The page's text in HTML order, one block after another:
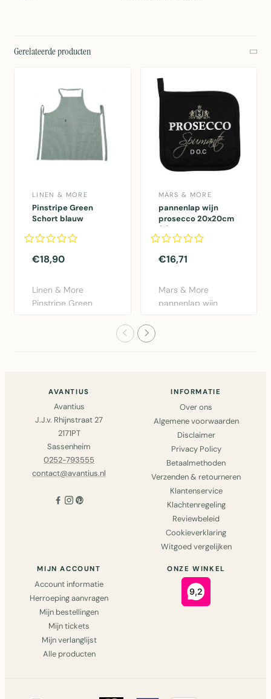
Gerelateerde producten
LINEN & MORE
Pinstripe Green
Schort blauw
€18,90
Linen & More
Pinstripe Green
MARS & MORE
pannenlap wijn
prosecco 20x20cm
(2)
€16,71
Mars & More
pannenlap wijn
AVANTIUS
Avantius
J.J.v. Rhijnstraat 27
2171PT
Sassenheim
0252-793555
contact@avantius.nl
INFORMATIE
Over ons
Algemene voorwaarden
Disclaimer
Privacy Policy
Betaalmethoden
Verzenden & retourneren
Klantenservice
Klachtenregeling
Reviewbeleid
Cookieverklaring
Witgoed vergelijken
MIJN ACCOUNT
Account informatie
Herroeping aanvragen
Mijn bestellingen
Mijn tickets
Mijn verlanglijst
Alle producten
ONZE WINKEL